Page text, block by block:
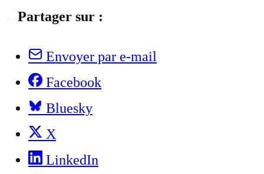
Partager sur :
Envoyer par e-mail
Facebook
Bluesky
X
LinkedIn